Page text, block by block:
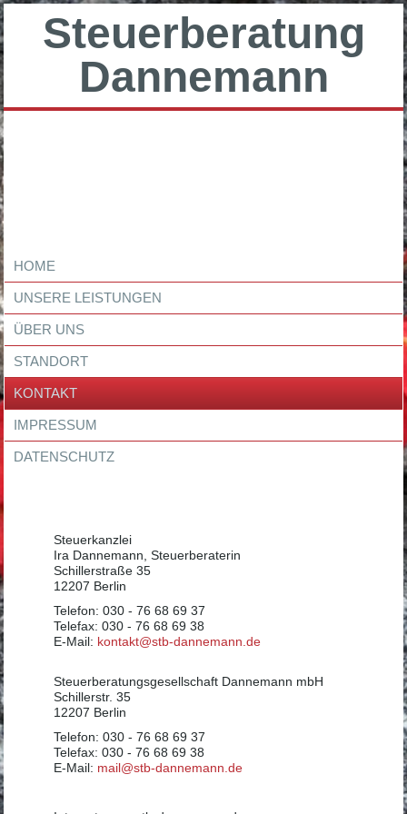
Steuerberatung
Dannemann
HOME
UNSERE LEISTUNGEN
ÜBER UNS
STANDORT
KONTAKT
IMPRESSUM
DATENSCHUTZ
Steuerkanzlei
Ira Dannemann, Steuerberaterin
Schillerstraße 35
12207 Berlin
Telefon: 030 - 76 68 69 37
Telefax: 030 - 76 68 69 38
E-Mail: kontakt@stb-dannemann.de
Steuerberatungsgesellschaft Dannemann mbH
Schillerstr. 35
12207 Berlin
Telefon: 030 - 76 68 69 37
Telefax: 030 - 76 68 69 38
E-Mail: mail@stb-dannemann.de